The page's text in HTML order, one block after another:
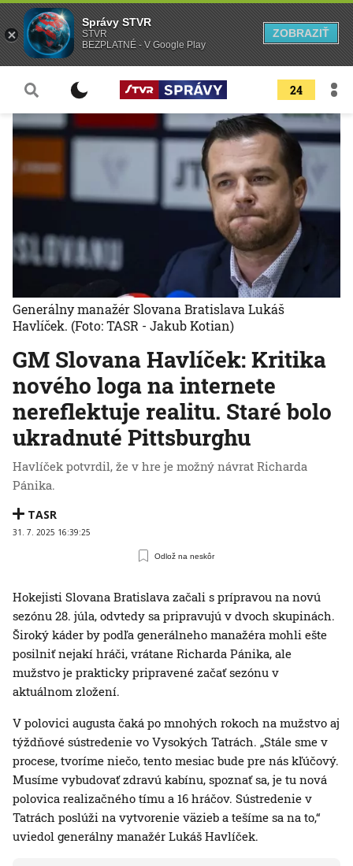
24
GM Slovana Havlíček: Kritika
nového loga na internete
nereflektuje realitu. Staré bolo
ukradnuté Pittsburghu
Havlíček potvrdil, že v hre je možný návrat Richarda
Pánika.
TASR
31. 7. 2025 16:39:25
Odlož na neskôr
Generálny manažér Slovana Bratislava Lukáš
Havlíček. (Foto: TASR - Jakub Kotian)
Hokejisti Slovana Bratislava začali s prípravou na novú
sezónu 28. júla, odvtedy sa pripravujú v dvoch skupinách.
Široký káder by podľa generálneho manažéra mohli ešte
posilniť nejakí hráči, vrátane Richarda Pánika, ale
mužstvo je prakticky pripravené začať sezónu v
aktuálnom zložení.
V polovici augusta čaká po mnohých rokoch na mužstvo aj
týždňové sústredenie vo Vysokých Tatrách. „Stále sme v
procese, tvoríme niečo, tento mesiac bude pre nás kľúčový.
Musíme vybudovať zdravú kabínu, spoznať sa, je tu nová
polovica realizačného tímu a 16 hráčov. Sústredenie v
Tatrách poslúži na vytvorenie väzieb a tešíme sa na to,“
uviedol generálny manažér Lukáš Havlíček.
Správy STVR
STVR
BEZPLATNÉ - V Google Play
ZOBRAZIŤ